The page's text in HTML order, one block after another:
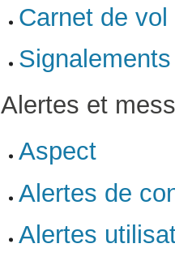
Carnet de vol
Signalements
Alertes et
Aspect
Alertes de
Alertes